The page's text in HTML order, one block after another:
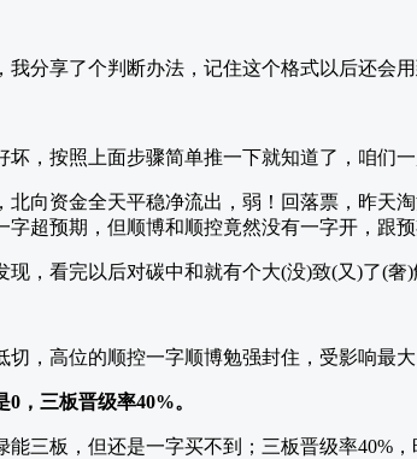
分享了个判断办法，记住这个格式以后还会用
，按照上面步骤简单推一下就知道了，咱们一
北向资金全天平稳净流出，弱！回落票，昨天
超预期，但顺博和顺控竟然没有一字开，跟预
现，看完以后对碳中和就有个大(没)致(又)了(奢
，高位的顺控一字顺博勉强封住，受影响最大
，三板晋级率40%。
能三板，但还是一字买不到；三板晋级率40%